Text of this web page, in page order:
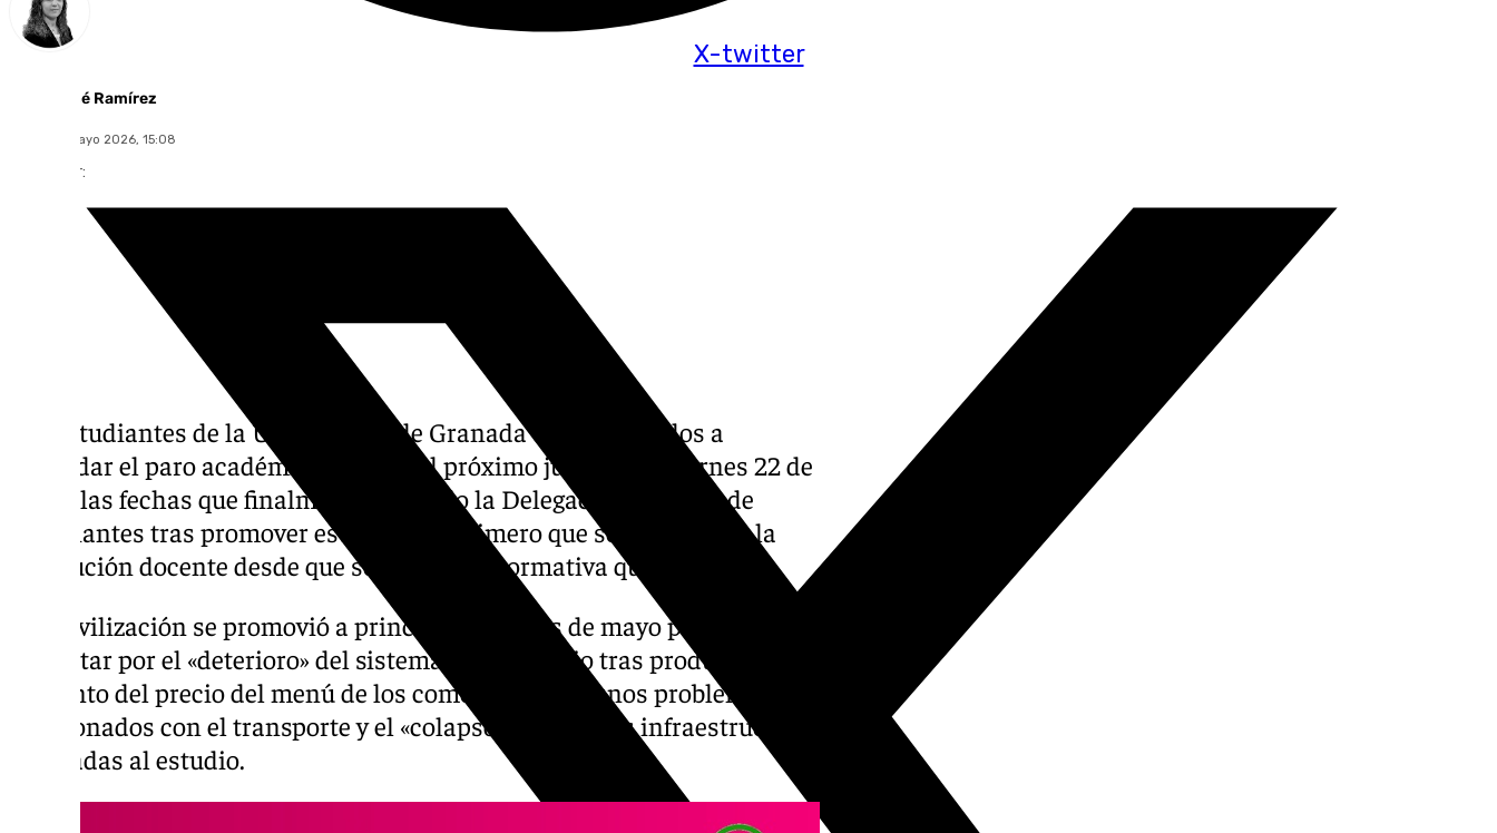
X-twitter
María José Ramírez
lunes, 18 mayo 2026, 15:08
Compartir:
Los estudiantes de la Universidad de Granada están llamados a
secundar el paro académico general el próximo jueves 21 y viernes 22 de
mayo, las fechas que finalmente ha fijado la Delegación General de
Estudiantes tras promover este paro, el primero que se convoca en la
institución docente desde que se aprobó la normativa que lo regula.
La movilización se promovió a principios del mes de mayo para
protestar por el «deterioro» del sistema universitario tras producirse un
aumento del precio del menú de los comedores o algunos problemas
relacionados con el transporte y el «colapso» en algunas infraestructuras
dedicadas al estudio.